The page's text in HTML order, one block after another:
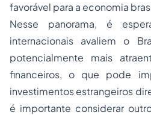
favorável para a economia
Nesse panorama, é
internacionais avaliem o
potencialmente mais
financeiros, o que pode
investimentos estrangeiros
é importante considerar